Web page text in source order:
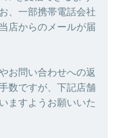
、一部携帯電話会社
店からのメールが届
お問い合わせへの返
数ですが、下記店舗
ますようお願いいた